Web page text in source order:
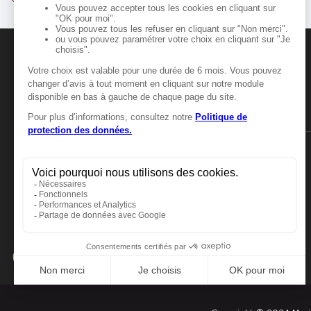
8.86
km
94510 LA QUEUE EN BRIE
Ouvert 07:00 - 20:00
Numéro
Voir plus
6
km
Marie Blachère PONTAULT
77340 PONTAULT COMBAULT
Numéro
MANGER-BOUGER
Manger-Bouger.fr